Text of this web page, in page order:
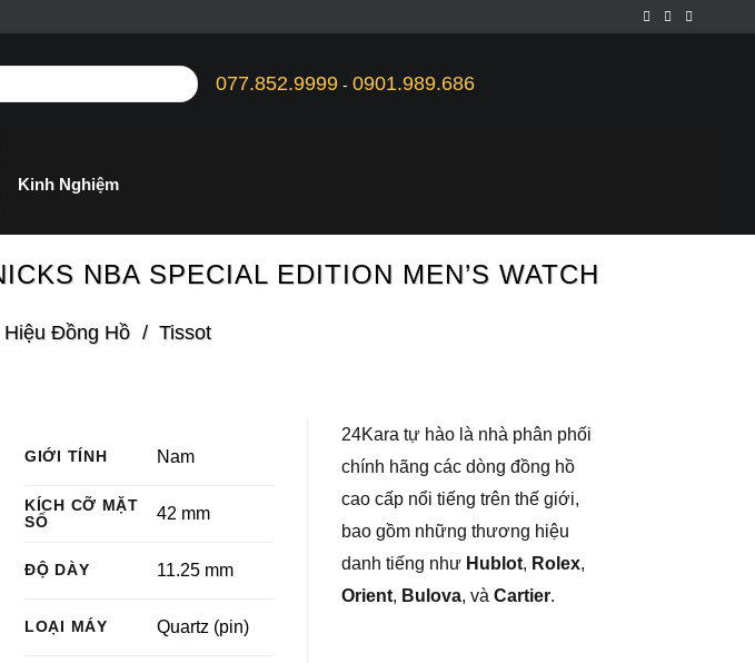
077.852.9999- 0901.989.686
Kinh Nghiệm
NBA SPECIAL EDITION MEN’S WATCH
Đồng Hồ / Tissot
GIỚI TÍNH Nam
KÍCH CỠ MẶT
SỐ
42 mm
ĐỘ DÀY 11.25 mm
LOẠI MÁY Quartz (pin)
24Kara tự hào là nhà phân phối
chính hãng các dòng đồng hồ
cao cấp nổi tiếng trên thế giới,
bao gồm những thương hiệu
danh tiếng như Hublot, Rolex,
Orient, Bulova, và Cartier.